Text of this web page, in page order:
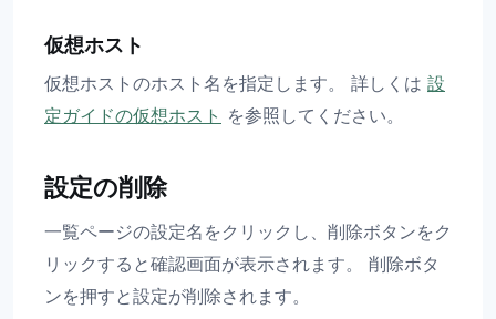
仮想ホスト
仮想ホストのホスト名を指定します。 詳しくは 設
定ガイドの仮想ホスト を参照してください。
設定の削除
一覧ページの設定名をクリックし、削除ボタンをク
リックすると確認画面が表示されます。 削除ボタ
ンを押すと設定が削除されます。